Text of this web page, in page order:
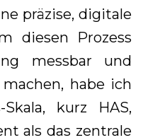
präzise, digitale
diesen Prozess
messbar und
habe ich
kurz HAS,
als das zentrale